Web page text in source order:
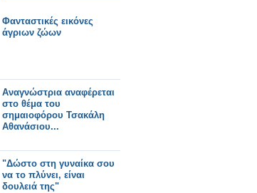
Φανταστικές εικόνες
άγριων ζώων
Αναγνώστρια αναφέρεται
στο θέμα του
σημαιοφόρου Τσακάλη
Αθανάσιου...
"Δώστο στη γυναίκα σου
να το πλύνει, είναι
δουλειά της"